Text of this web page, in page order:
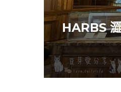
HARBS